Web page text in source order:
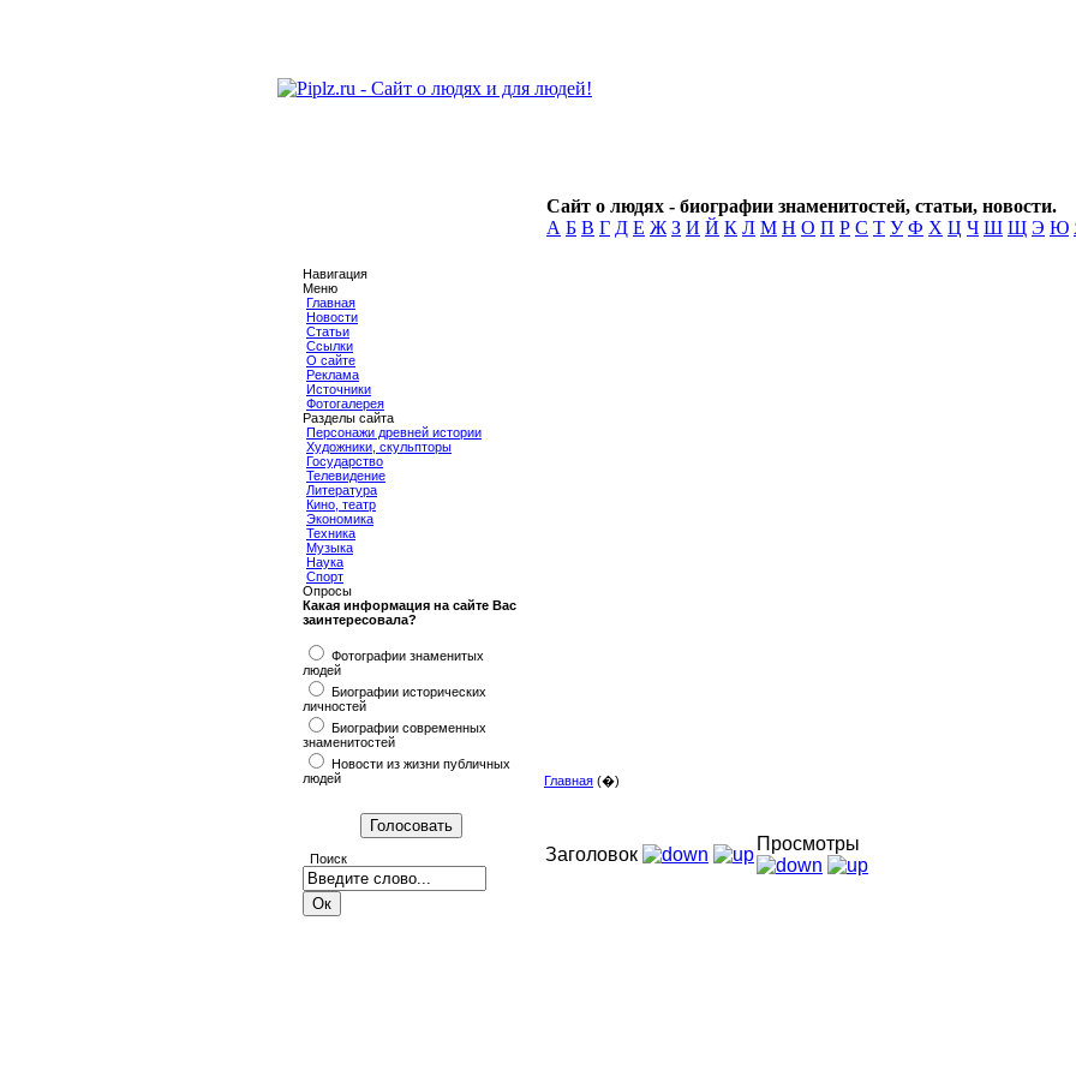
Сайт о людях - биографии знаменитостей, статьи, новости.
А Б В Г Д Е Ж З И Й К Л М Н О П Р С Т У Ф Х Ц Ч Ш Щ Э Ю
Навигация
Меню
Главная
Новости
Статьи
Ссылки
О сайте
Реклама
Источники
Фотогалерея
Разделы сайта
Персонажи древней истории
Художники, скульпторы
Государство
Телевидение
Литература
Кино, театр
Экономика
Техника
Музыка
Наука
Спорт
Опросы
Какая информация на сайте Вас
заинтересовала?
Фотографии знаменитых
людей
Биографии исторических
личностей
Биографии современных
знаменитостей
Новости из жизни публичных
людей
Поиск
Главная (�)
Заголовок
Просмотры